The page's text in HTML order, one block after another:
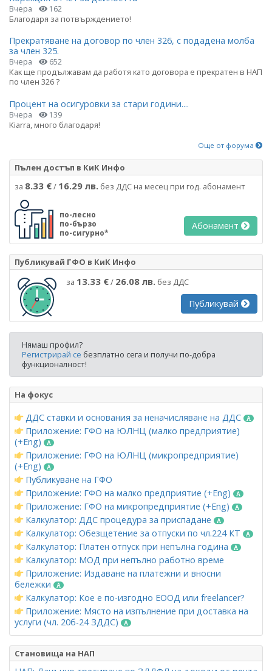
Вчера 162
Благодаря за потвърждението!
Прекратяване на договор по член 326, с подадена молба
за член 325.
Вчера 652
Как ще продължавам да работя като договора е прекратен в НАП
по член 326 ?
Процент на осигуровки за стари години....
Вчера 139
Kiarra, много благодаря!
Още от форума
Пълен достъп в КиК Инфо
за 8.33 €/ 16.29 лв. без ДДС на месец при год. абонамент
по-лесно
по-бързо
по-сигурно*
Абонамент
Публикувай ГФО в КиК Инфо
за 13.33 €/ 26.08 лв. без ДДС
Публикувай
Нямаш профил?
Регистрирай се безплатно сега и получи по-добра
функционалност!
На фокус
ДДС ставки и основания за неначисляване на ДДС
Приложение: ГФО на ЮЛНЦ (малко предприятие)
(+Eng)
Приложение: ГФО на ЮЛНЦ (микропредприятие)
(+Eng)
Публикуване на ГФО
Приложение: ГФО на малко предприятие (+Eng)
Приложение: ГФО на микропредприятие (+Eng)
Калкулатор: ДДС процедура за приспадане
Калкулатор: Обезщетение за отпуски по чл.224 КТ
Калкулатор: Платен отпуск при непълна година
Калкулатор: МОД при непълно работно време
Приложение: Издаване на платежни и вносни
бележки
Калкулатор: Кое е по-изгодно ЕООД или freelancer?
Приложение: Място на изпълнение при доставка на
услуги (чл. 20б-24 ЗДДС)
Становища на НАП